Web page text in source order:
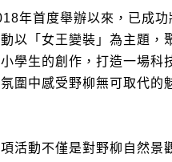
年首度舉辦以來，已成
以「女王變裝」為主題，
學生的創作，打造一場科
圍中感受野柳無可取代的
活動不僅是對野柳自然景